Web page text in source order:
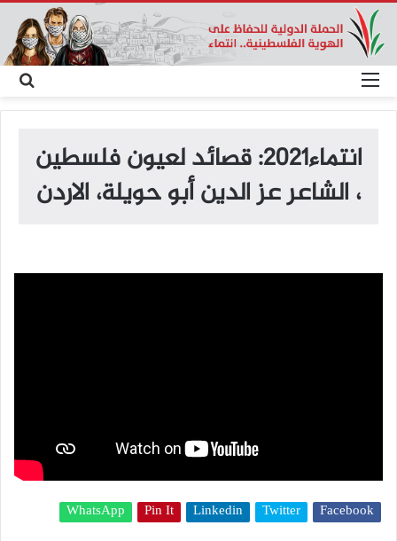
عن
انتماء2021: قصائد لعيون فلسطين
، الشاعر عز الدين أبو حويلة، الاردن
Facebook
Twitter
Linkedin
Pin It
WhatsApp